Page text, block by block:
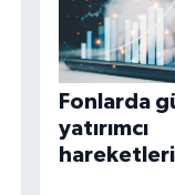
Fonlarda
yatırımcı
hareketleri